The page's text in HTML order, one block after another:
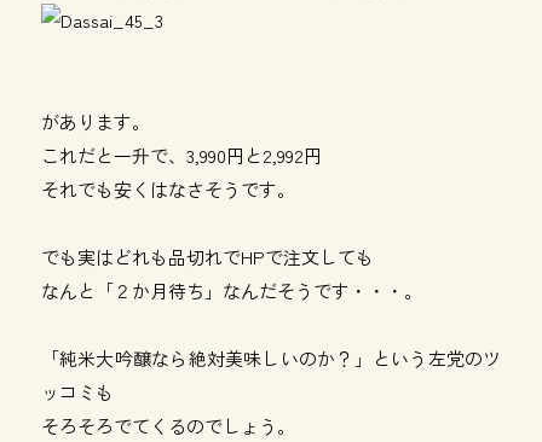
があります。
これだと一升で、3,990円と2,992円
それでも安くはなさそうです。
でも実はどれも品切れでHPで注文しても
なんと「２か月待ち」なんだそうです・・・。
「純米大吟醸なら絶対美味しいのか？」という左党のツ
ッコミも
そろそろでてくるのでしょう。